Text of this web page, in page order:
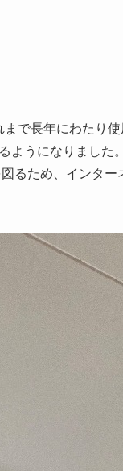
で長年にわたり使
ようになりました
るため、インター